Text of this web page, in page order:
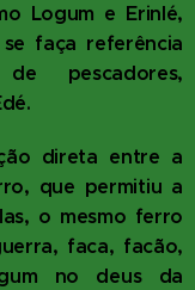
Logum e Erinlé,
faça referência
pescadores,
direta entre a
que permitiu a
o mesmo ferro
faca, facão,
no deus da